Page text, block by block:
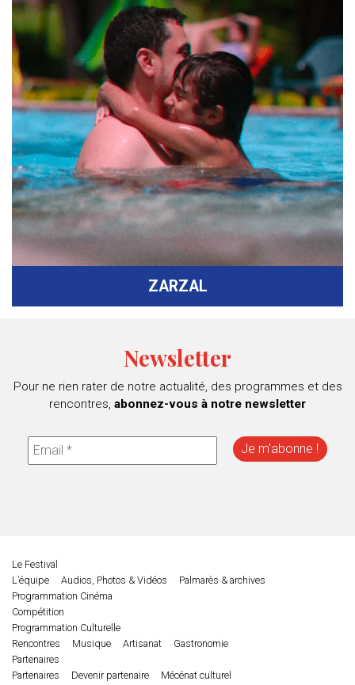
ZARZAL
Newsletter
Pour ne rien rater de notre actualité, des programmes et des
rencontres, abonnez-vous à notre newsletter
Le Festival
L’équipe
Audios, Photos & Vidéos
Palmarès & archives
Programmation Cinéma
Compétition
Programmation Culturelle
Rencontres
Musique Artisanat
Gastronomie
Partenaires
Partenaires
Devenir partenaire Mécénat culturel